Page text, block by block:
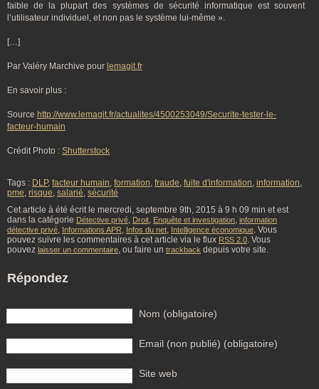
faible de la plupart des systèmes de sécurité informatique est souvent
l’utilisateur individuel, et non pas le système lui-même ».
[…]
Par Valéry Marchive pour lemagit.fr
En savoir plus :
Source http://www.lemagit.fr/actualites/4500253049/Securite-tester-le-
facteur-humain
Crédit Photo : Shutterstock
Tags : DLP, facteur humain, formation, fraude, fuite d'information, information,
pme, risque, salarié, sécurité
Cet article à été écrit le mercredi, septembre 9th, 2015 à 9 h 09 min et est
dans la catégorie Détective privé, Droit, Enquête et investigation, information
détective privé, Informations APR, Infos du net, Intelligence économique. Vous
pouvez suivre les commentaires à cet article via le flux RSS 2.0. Vous
pouvez laisser un commentaire, ou faire un trackback depuis votre site.
Répondez
Nom (obligatoire)
Email (non publié) (obligatoire)
Site web